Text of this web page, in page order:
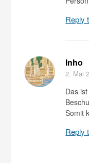
Reply
Inho
2. Mai
Das
Somit
Reply